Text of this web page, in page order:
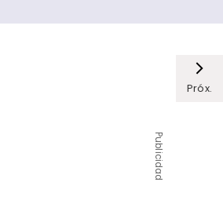
Próx.
Publicidad